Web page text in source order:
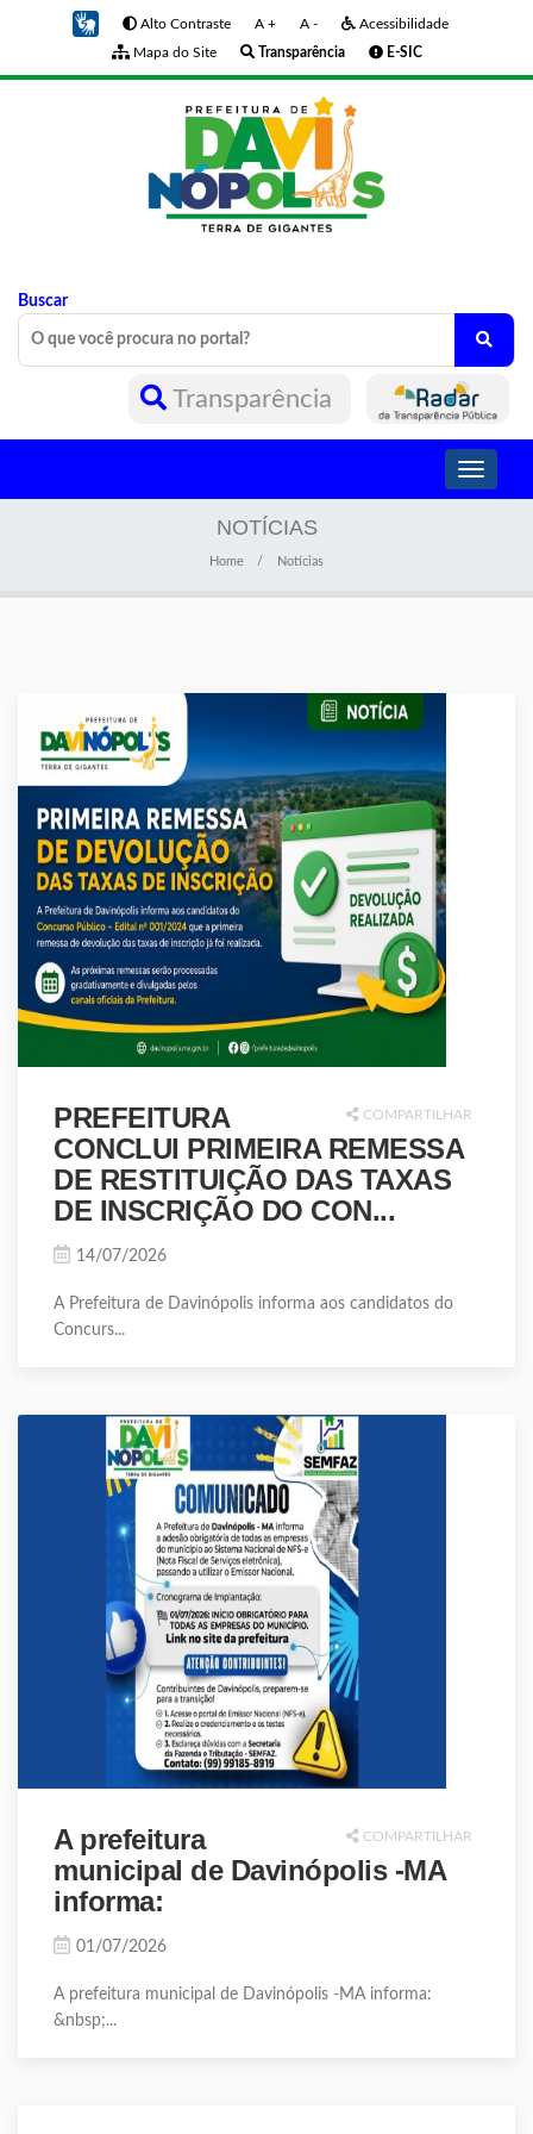
Alto Contraste A + A -
Acessibilidade
Mapa do Site
Transparência E-SIC
Buscar
Transparência
Toggle
NOTÍCIAS
Home Notícias
COMPARTILHAR
PREFEITURA
CONCLUI PRIMEIRA REMESSA
DE RESTITUIÇÃO DAS TAXAS
DE INSCRIÇÃO DO CON...
14/07/2026
A Prefeitura de Davinópolis informa aos candidatos do
Concurs...
COMPARTILHAR
A prefeitura
municipal de Davinópolis -MA
informa:
01/07/2026
A prefeitura municipal de Davinópolis -MA informa:
&nbsp;...